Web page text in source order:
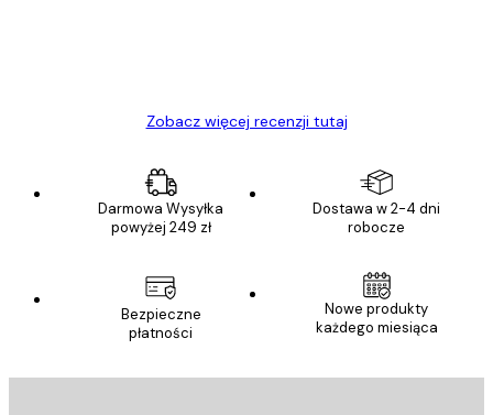
Zobacz więcej recenzji tutaj
Darmowa Wysyłka
powyżej 249 zł
Dostawa w 2-4 dni
robocze
Bezpieczne
płatności
Nowe produkty
każdego miesiąca